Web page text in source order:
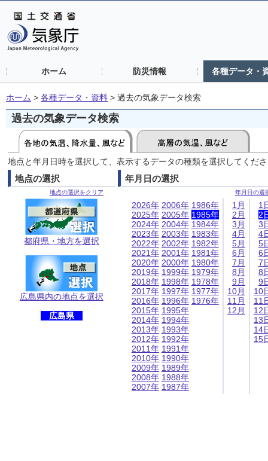
ホーム 防災情報 各種データ・
ホーム > 各種データ・資料 > 過去の気象データ検索
過去の気象データ検索
地点と年月日時を選択して、表示するデータの種類を選択してくだ
地点の選択
地点の選択をクリア
都府県・地方を選択
広島県内の地点を選択
広島県
年月日の選択
年月日の選
2026年
2025年
2024年
2023年
2022年
2021年
2020年
2019年
2018年
2017年
2016年
2015年
2014年
2013年
2012年
2011年
2010年
2009年
2008年
2007年
2006年
2005年
2004年
2003年
2002年
2001年
2000年
1999年
1998年
1997年
1996年
1995年
1994年
1993年
1992年
1991年
1990年
1989年
1988年
1987年
1986年
1985年
1984年
1983年
1982年
1981年
1980年
1979年
1978年
1977年
1976年
1月
2月
3月
4月
5月
6月
7月
8月
9月
10月
11月
12月
1
2
3
4
5
6
7
8
9
10
11
12
13
14
15